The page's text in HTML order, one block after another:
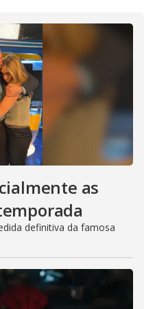
as
definitiva da famosa